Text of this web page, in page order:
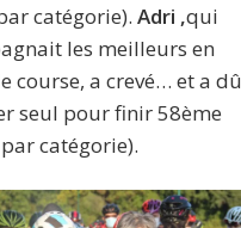
catégorie).Adri ,qui
les meilleurs en
course, a crevé… et a dû
seul pour finir 58ème
catégorie).